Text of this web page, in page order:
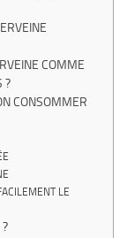
COMME
?
CONSOMMER
LE